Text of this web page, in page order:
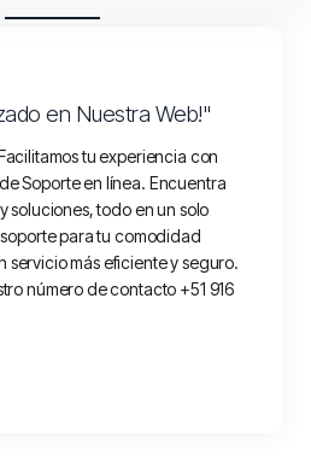
en Nuestra Web!"
tu experiencia con
Soporte en línea. Encuentra
soluciones, todo en un solo
para tu comodidad
servicio más eficiente y seguro.
número de contacto +51 916